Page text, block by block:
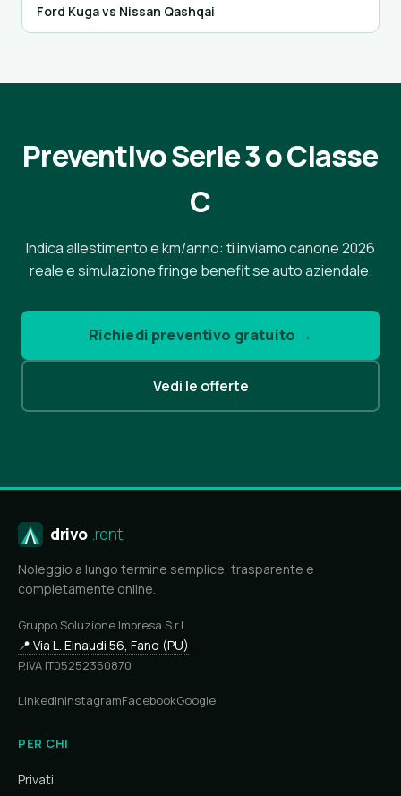
Ford Kuga vs Nissan Qashqai
Preventivo Serie 3 o Classe
C
Indica allestimento e km/anno: ti inviamo canone 2026
reale e simulazione fringe benefit se auto aziendale.
Richiedi preventivo gratuito →
Vedi le offerte
drivo .rent
Noleggio a lungo termine semplice, trasparente e
completamente online.
Gruppo Soluzione Impresa S.r.l.
📍 Via L. Einaudi 56, Fano (PU)
P.IVA IT05252350870
LinkedInInstagramFacebookGoogle
PER CHI
Privati